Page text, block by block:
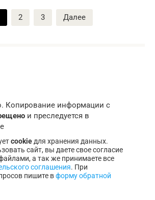
2 3 Далее
Копирование информации с
и преследуется в
cookie для хранения данных.
сайт, вы даете свое согласие
а так же принимаете все
соглашения. При
пишите вформу обратной